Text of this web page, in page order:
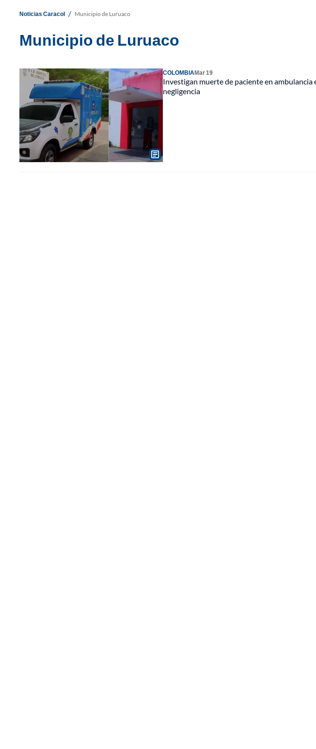
Noticias Caracol / Municipio de Luruaco
Municipio de Luruaco
COLOMBIAMar 19
Investigan muerte de paciente en
negligencia